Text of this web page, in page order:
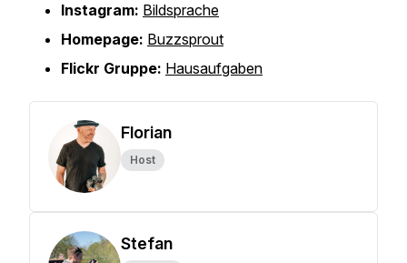
Instagram: Bildsprache
Homepage: Buzzsprout
Flickr Gruppe: Hausaufgaben
Florian
Host
Stefan